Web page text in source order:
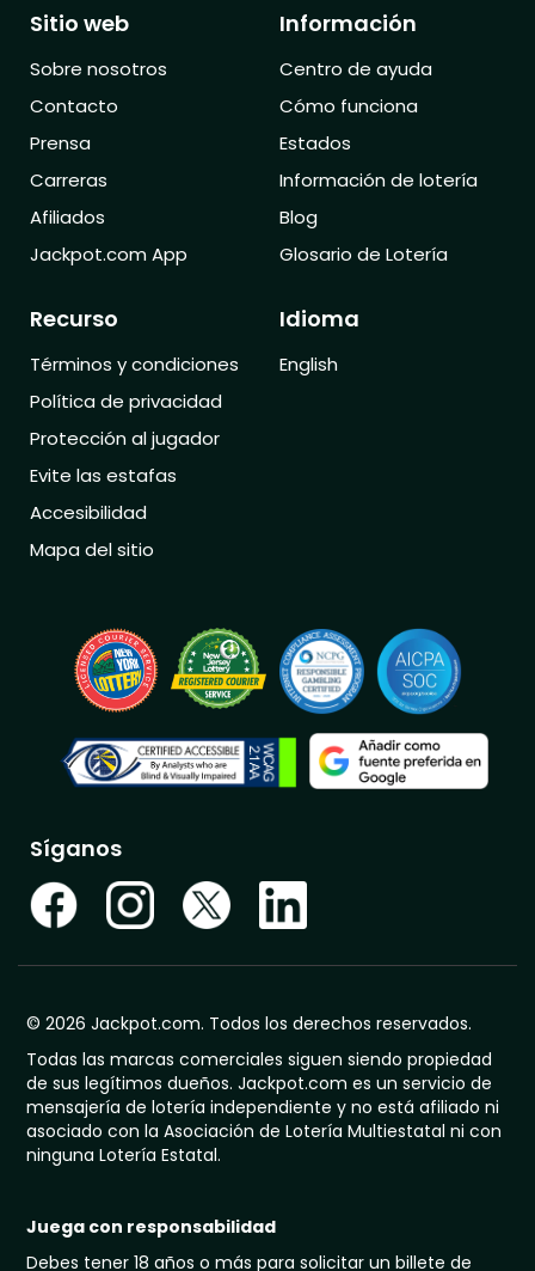
Sitio web
Sobre nosotros
Contacto
Prensa
Carreras
Afiliados
Jackpot.com App
Información
Centro de ayuda
Cómo funciona
Estados
Información de lotería
Blog
Glosario de Lotería
Recurso
Términos y condiciones
Política de privacidad
Protección al jugador
Evite las estafas
Accesibilidad
Mapa del sitio
Idioma
English
Síganos
© 2026 Jackpot.com. Todos los derechos reservados.
Todas las marcas comerciales siguen siendo propiedad
de sus legítimos dueños. Jackpot.com es un servicio de
mensajería de lotería independiente y no está afiliado ni
asociado con la Asociación de Lotería Multiestatal ni con
ninguna Lotería Estatal.
Juega con responsabilidad
Debes tener 18 años o más para solicitar un billete de